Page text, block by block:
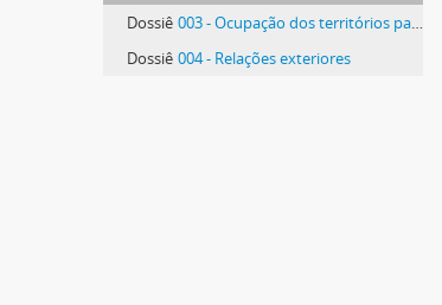
Dossiê 003 - Ocupação dos territórios palestinos
Dossiê 004 - Relações exteriores